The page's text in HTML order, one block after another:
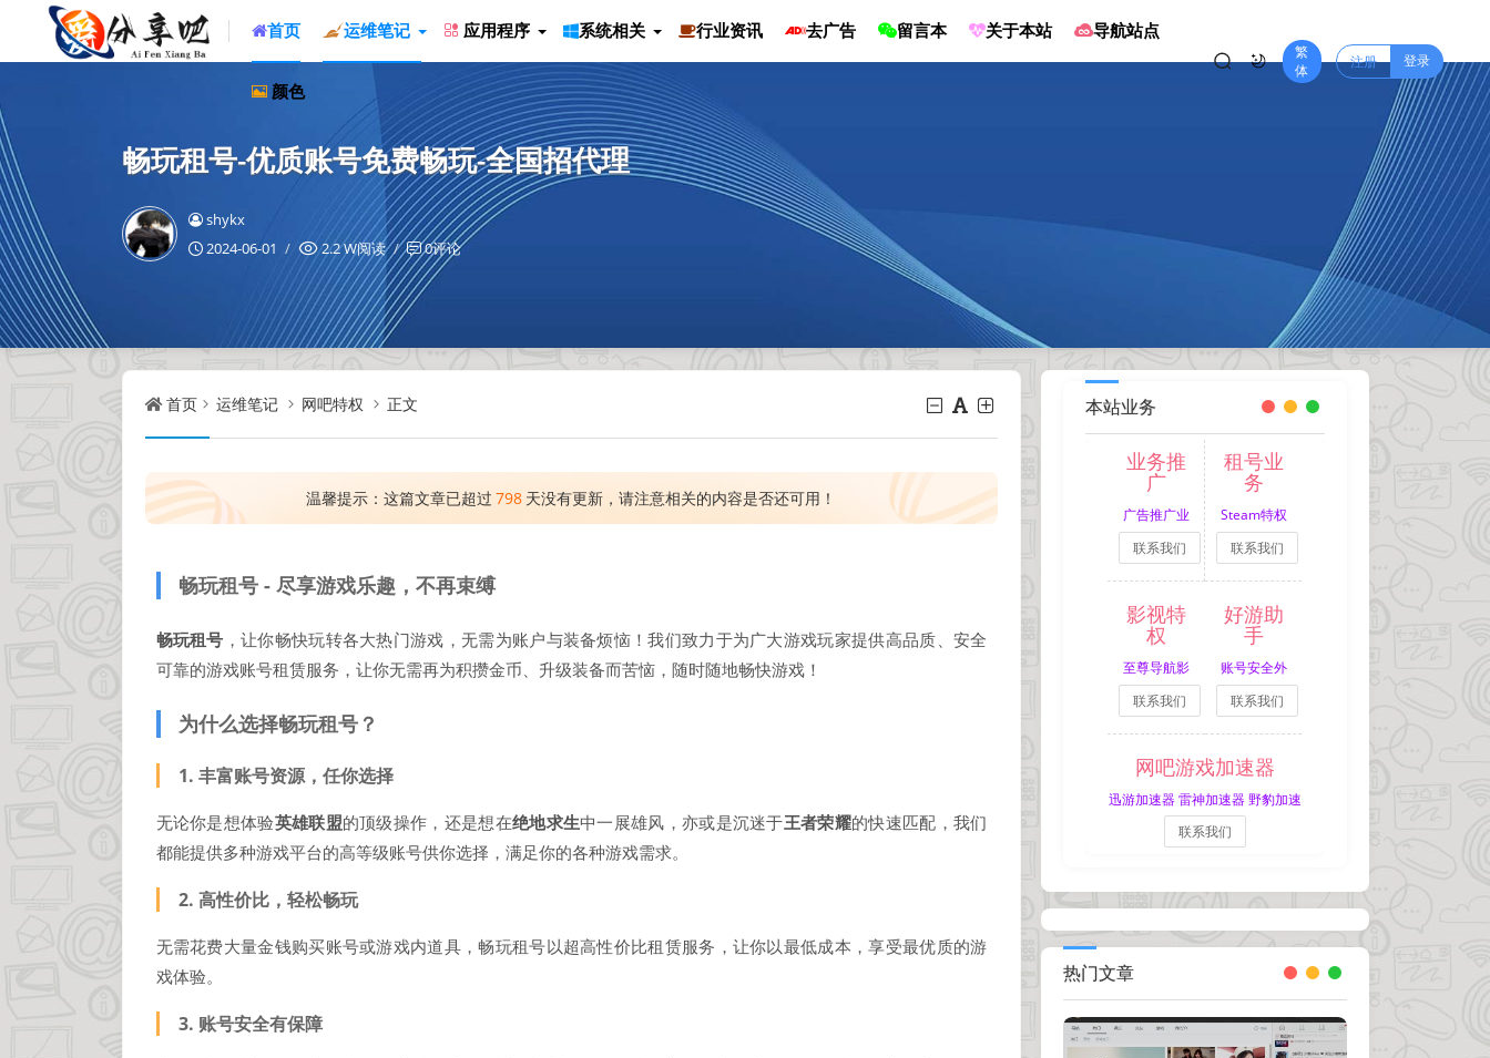
首页 运维笔记 应用程序 系统相关 行业资讯 去广告 留言本 关于本站 导航站点
颜色
繁
体
注册 登录
畅玩租号-优质账号免费畅玩-全国招代理
shykx
2024-06-01
2.2 W阅读 0评论
首页 运维笔记 网吧特权 正文
温馨提示：这篇文章已超过 798 天没有更新，请注意相关的内容是否还可用！
畅玩租号 - 尽享游戏乐趣，不再束缚
畅玩租号 ，让你畅快玩转各大热门游戏，无需为账户与装备烦恼！我们致力于为广大游戏玩家提供高品质、安全
可靠的游戏账号租赁服务，让你无需再为积攒金币、升级装备而苦恼，随时随地畅快游戏！
为什么选择畅玩租号？
1. 丰富账号资源，任你选择
无论你是想体验英雄联盟的顶级操作，还是想在绝地求生中一展雄风，亦或是沉迷于王者荣耀的快速匹配，我们
都能提供多种游戏平台的高等级账号供你选择，满足你的各种游戏需求。
2. 高性价比，轻松畅玩
无需花费大量金钱购买账号或游戏内道具，畅玩租号以超高性价比租赁服务，让你以最低成本，享受最优质的游
戏体验。
3. 账号安全有保障
本站业务
业务推
广
广告推广业
务
联系我们
租号业
务
Steam特权
网吧租号
联系我们
影视特
权
至尊导航影
视特权
联系我们
好游助
手
账号安全外
挂拦截
联系我们
网吧游戏加速器
迅游加速器 雷神加速器 野豹加速
器
联系我们
热门文章